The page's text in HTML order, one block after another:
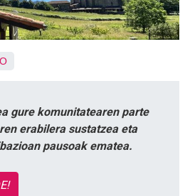
gure komunitatearen parte
erabilera sustatzea eta
pausoak ematea.